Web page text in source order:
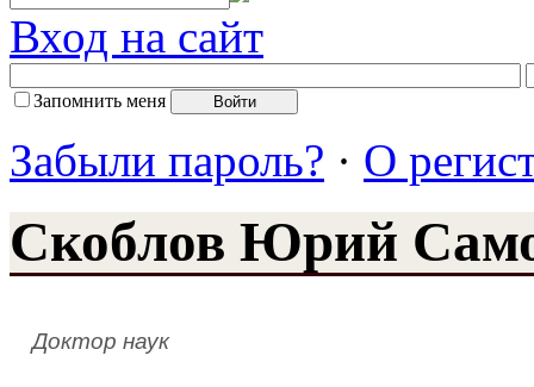
Вход на сайт
Запомнить меня
Забыли пароль? · О
Скоблов Юрий
Доктор наук